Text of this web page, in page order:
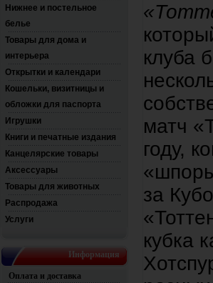
Нижнее и постельное
белье
Товары для дома и
интерьера
Открытки и календари
Кошельки, визитницы и
обложки для паспорта
Игрушки
Книги и печатные издания
Канцелярские товары
Аксессуары
Товары для животных
Распродажа
Услуги
Информация
Оплата и доставка
клуба
матч
году,
за
кубка